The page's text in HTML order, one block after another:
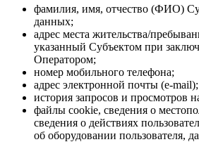
фамилия, имя, отчество (ФИО)
данных;
адрес места жительства/
указанный Субъектом при
Оператором;
номер мобильного телефона;
адрес электронной почты (e-mail);
история запросов и просмотров
файлы cookie, сведения о
сведения о действиях
об оборудовании пользователя,